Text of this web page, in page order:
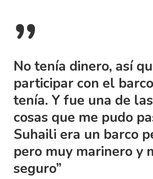
”
No tenía dinero, así
participar con el
tenía. Y fue una de
cosas que me pudo
Suhaili era un barco
pero muy marinero y
seguro”